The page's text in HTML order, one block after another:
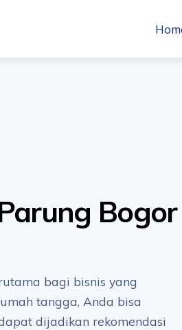
Bogor
bagi bisnis yang
tangga, Anda bisa
dijadikan rekomendasi